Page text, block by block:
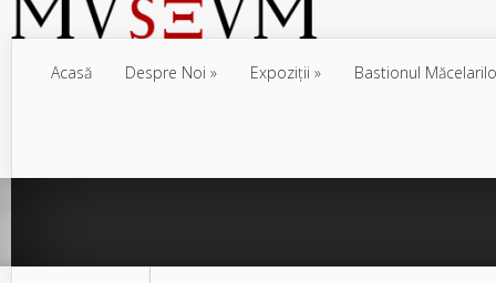
Acasă Despre Noi Expoziţii Bastionul